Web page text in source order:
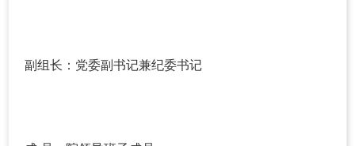
副组长：党委副书记兼纪委书记